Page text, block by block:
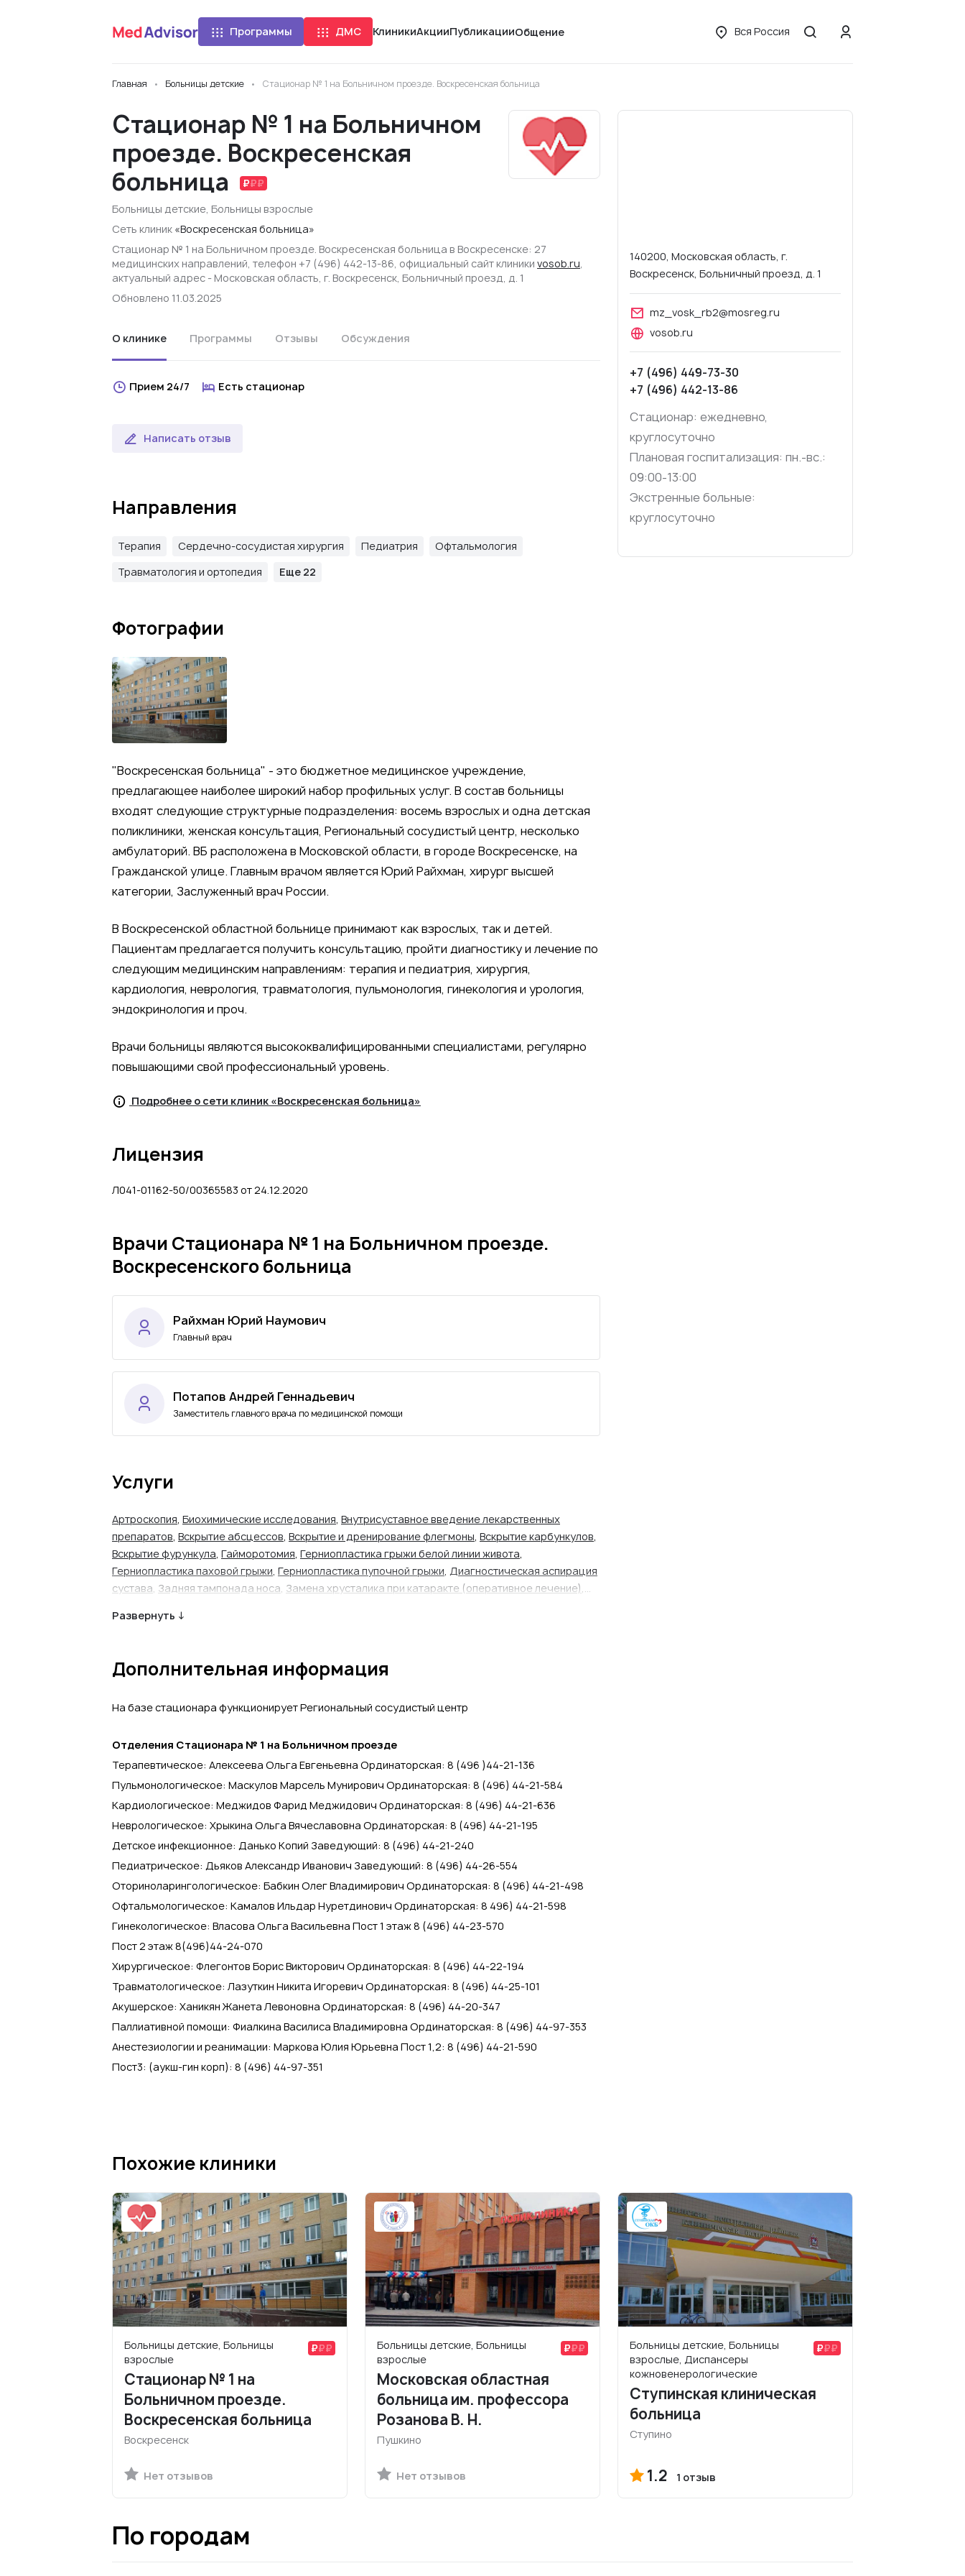
Программы ДМС КлиникиАкцииПубликацииОбщение Вся Россия
Главная Больницы детские Стационар № 1 на Больничном проезде. Воскресенская больница
Стационар № 1 на Больничном
проезде. Воскресенская
больница
Больницы детские, Больницы взрослые
Сеть клиник «Воскресенская больница»
Стационар № 1 на Больничном проезде. Воскресенская больница в Воскресенске: 27
медицинских направлений, телефон +7 (496) 442-13-86, официальный сайт клиники vosob.ru,
актуальный адрес - Московская область, г. Воскресенск, Больничный проезд, д. 1
Обновлено 11.03.2025
О клинике Программы Отзывы Обсуждения
Прием 24/7 Есть стационар
Написать отзыв
Направления
Терапия Сердечно-сосудистая хирургия Педиатрия
Офтальмология
Травматология и ортопедия
Еще 22
Фотографии
"Воскресенская больница" - это бюджетное медицинское учреждение,
предлагающее наиболее широкий набор профильных услуг. В состав больницы
входят следующие структурные подразделения: восемь взрослых и одна детская
поликлиники, женская консультация, Региональный сосудистый центр, несколько
амбулаторий. ВБ расположена в Московской области, в городе Воскресенске, на
Гражданской улице. Главным врачом является Юрий Райхман, хирург высшей
категории, Заслуженный врач России.
В Воскресенской областной больнице принимают как взрослых, так и детей.
Пациентам предлагается получить консультацию, пройти диагностику и лечение по
следующим медицинским направлениям: терапия и педиатрия, хирургия,
кардиология, неврология, травматология, пульмонология, гинекология и урология,
эндокринология и проч.
Врачи больницы являются высококвалифицированными специалистами, регулярно
повышающими свой профессиональный уровень.
Подробнее о сети клиник «Воскресенская больница»
Лицензия
Л041-01162-50/00365583 от 24.12.2020
Врачи Стационара № 1 на Больничном проезде.
Воскресенского больница
Райхман Юрий Наумович
Главный врач
Потапов Андрей Геннадьевич
Заместитель главного врача по медицинской помощи
Услуги
Артроскопия, Биохимические исследования, Внутрисуставное введение лекарственных
препаратов, Вскрытие абсцессов, Вскрытие и дренирование флегмоны, Вскрытие карбункулов,
Вскрытие фурункула, Гайморотомия, Герниопластика грыжи белой линии живота,
Герниопластика паховой грыжи, Герниопластика пупочной грыжи, Диагностическая аспирация
сустава, Задняя тампонада носа, Замена хрусталика при катаракте (оперативное лечение),
Лапароскопическая холецистэктомия
Наложение повязки при вывихах (подвывихах) суставов
введение лекарственных препаратов,Остеопластика,Остеосинтез,Пара- и ретробульбарные
инфекциониста,Прием инфекциониста,Прием кардиолога
оториноларинголога,Прием офтальмолога,Прием педиатра,Прием пульмонолога
Прием травматолога-ортопеда
хирурга
Продувание слуховой трубы Промывание конъюнктивной полости
Промывание лакун
миндалин, Промывание пазух носа и носоглотки,Промывание слезных путей ,Промывание
сустава, Пункция синовиальной сумки сустава,Реабилитация после инсульта,Рентген грудной
клетки,Рентген коленного сустава,Рентгенография,Рентгенография тазобедренного
сустава,Рентгеноскопия, Септопластика,Снятие гипсовой повязки (лонгеты),Удаление
новообразований ЛОР органов,УЗИ суставов и периартикулярных тканей (ткани вокруг
Хирургическая обработка малых ран
Хирургическая обработка обширных ран
Электрокардиография (ЭКГ)
Эндопротезирование
сустава,Эндоскопия ЛОР-органов
Развернуть ↓
Дополнительная информация
На базе стационара функционирует Региональный сосудистый центр
Отделения Стационара № 1 на Больничном проезде
Терапевтическое: Алексеева Ольга Евгеньевна Ординаторская: 8 (496 )44-21-136
Пульмонологическое: Маскулов Марсель Мунирович Ординаторская: 8 (496) 44-21-584
Кардиологическое: Меджидов Фарид Меджидович Ординаторская: 8 (496) 44-21-636
Неврологическое: Хрыкина Ольга Вячеславовна Ординаторская: 8 (496) 44-21-195
Детское инфекционное: Данько Копий Заведующий: 8 (496) 44-21-240
Педиатрическое: Дьяков Александр Иванович Заведующий: 8 (496) 44-26-554
Оториноларингологическое: Бабкин Олег Владимирович Ординаторская: 8 (496) 44-21-498
Офтальмологическое: Камалов Ильдар Нуретдинович Ординаторская: 8 496) 44-21-598
Гинекологическое: Власова Ольга Васильевна Пост 1 этаж 8 (496) 44-23-570
Пост 2 этаж 8(496)44-24-070
Хирургическое: Флегонтов Борис Викторович Ординаторская: 8 (496) 44-22-194
Травматологическое: Лазуткин Никита Игоревич Ординаторская: 8 (496) 44-25-101
Акушерское: Ханикян Жанета Левоновна Ординаторская: 8 (496) 44-20-347
Паллиативной помощи: Фиалкина Василиса Владимировна Ординаторская: 8 (496) 44-97-353
Анестезиологии и реанимации: Маркова Юлия Юрьевна Пост 1,2: 8 (496) 44-21-590
Пост3: (аукш-гин корп): 8 (496) 44-97-351
140200, Московская область, г.
Воскресенск, Больничный проезд, д. 1
mz_vosk_rb2@mosreg.ru
vosob.ru
+7 (496) 449-73-30
+7 (496) 442-13-86
Стационар: ежедневно,
круглосуточно
Плановая госпитализация: пн.-вс.:
09:00-13:00
Экстренные больные:
круглосуточно
Похожие клиники
Больницы детские, Больницы
взрослые
Стационар № 1 на
Больничном проезде.
Воскресенская больница
Воскресенск
Нет отзывов
Больницы детские, Больницы
взрослые
Московская областная
больница им. профессора
Розанова В. Н.
Пушкино
Нет отзывов
Больницы детские, Больницы
взрослые, Диспансеры
кожновенерологические
Ступинская клиническая
больница
Ступино
1.2 1 отзыв
По городам